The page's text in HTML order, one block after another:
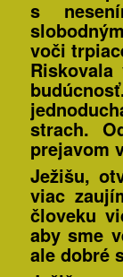
s
voči
strach.
prejavom
Ježišu,
viac
človeku
aby sme
ale dobré